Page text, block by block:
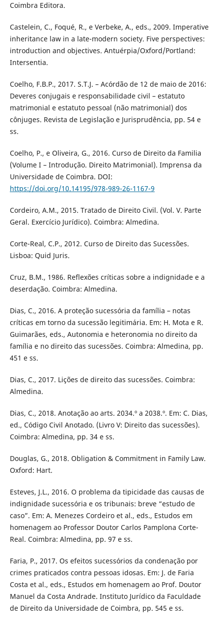
Coimbra Editora.
Castelein, C., Foqué, R., e Verbeke, A., eds., 2009. Imperative
inheritance law in a late-modern society. Five perspectives:
introduction and objectives. Antuérpia/Oxford/Portland:
Intersentia.
Coelho, F.B.P., 2017. S.T.J. – Acórdão de 12 de maio de 2016:
Deveres conjugais e responsabilidade civil – estatuto
matrimonial e estatuto pessoal (não matrimonial) dos
cônjuges. Revista de Legislação e Jurisprudência, pp. 54 e
ss.
Coelho, P., e Oliveira, G., 2016. Curso de Direito da Familia
(Volume I – Introdução. Direito Matrimonial). Imprensa da
Universidade de Coimbra. DOI:
https://doi.org/10.14195/978-989-26-1167-9
Cordeiro, A.M., 2015. Tratado de Direito Civil. (Vol. V. Parte
Geral. Exercício Jurídico). Coimbra: Almedina.
Corte-Real, C.P., 2012. Curso de Direito das Sucessões.
Lisboa: Quid Juris.
Cruz, B.M., 1986. Reflexões críticas sobre a indignidade e a
deserdação. Coimbra: Almedina.
Dias, C., 2016. A proteção sucessória da família – notas
críticas em torno da sucessão legitimária. Em: H. Mota e R.
Guimarães, eds., Autonomia e heteronomia no direito da
família e no direito das sucessões. Coimbra: Almedina, pp.
451 e ss.
Dias, C., 2017. Lições de direito das sucessões. Coimbra:
Almedina.
Dias, C., 2018. Anotação ao arts. 2034.º a 2038.º. Em: C. Dias,
ed., Código Civil Anotado. (Livro V: Direito das sucessões).
Coimbra: Almedina, pp. 34 e ss.
Douglas, G., 2018. Obligation & Commitment in Family Law.
Oxford: Hart.
Esteves, J.L., 2016. O problema da tipicidade das causas de
indignidade sucessória e os tribunais: breve “estudo de
caso”. Em: A. Menezes Cordeiro et al., eds., Estudos em
homenagem ao Professor Doutor Carlos Pamplona Corte-
Real. Coimbra: Almedina, pp. 97 e ss.
Faria, P., 2017. Os efeitos sucessórios da condenação por
crimes praticados contra pessoas idosas. Em: J. de Faria
Costa et al., eds., Estudos em homenagem ao Prof. Doutor
Manuel da Costa Andrade. Instituto Jurídico da Faculdade
de Direito da Universidade de Coimbra, pp. 545 e ss.